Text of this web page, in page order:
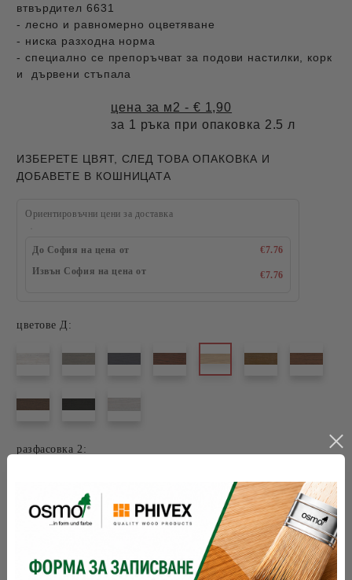
втвърдител 6631
- лесно и равномерно оцветяване
- ниска разходна норма
- специално се препоръчват за подови настилки, корк
и дървени стъпала
цена за м2 - € 1,90
за 1 ръка при опаковка 2.5 л
ИЗБЕРЕТЕ ЦВЯТ, СЛЕД ТОВА ОПАКОВКА И
ДОБАВЕТЕ В КОШНИЦАТА
Ориентировъчни цени за доставка
До София на цена от
€7.76
Извън София на цена от
€7.76
цветове Д:
разфасовка 2:
Съхранение:
5 години и повече при добре затворена
опаковка
брой ръце:
време за съхнене:
12 часа / 4 - 5 часа с втвърдител